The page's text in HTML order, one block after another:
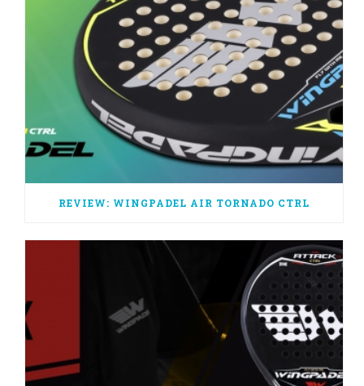
REVIEW: WINGPADEL AIR TORNADO CTRL